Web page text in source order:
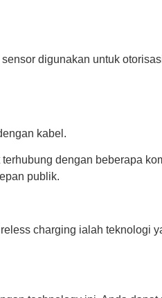
digunakan untuk
kabel.
dengan beberapa
publik.
charging ialah teknologi